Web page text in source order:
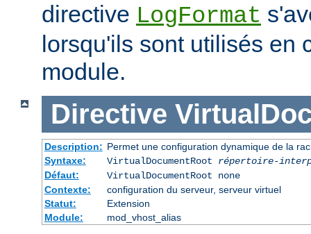
directive LogFormat
lorsqu'ils sont utilisés en
module.
Directive
Description: Permet une configuration dynamique de la
Syntaxe:
VirtualDocumentRoot répertoire-
Défaut:
VirtualDocumentRoot none
Contexte:
configuration du serveur, serveur virtuel
Statut:
Extension
Module:
mod_vhost_alias